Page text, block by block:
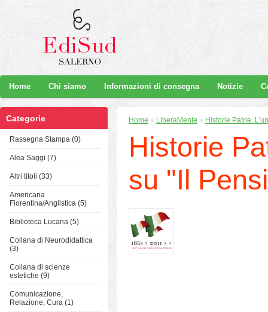
Home Chi siamo Informazioni di consegna Notizie
Categorie
Rassegna Stampa (0)
Alea Saggi (7)
Altri titoli (33)
Americana
Fiorentina/Anglistica (5)
Biblioteca Lucana (5)
Collana di Neurodidattica
(3)
Collana di scienze
estetiche (9)
Comunicazione,
Relazione, Cura (1)
Home » LiberaMente » Historie Patrie.
Historie
su "Il